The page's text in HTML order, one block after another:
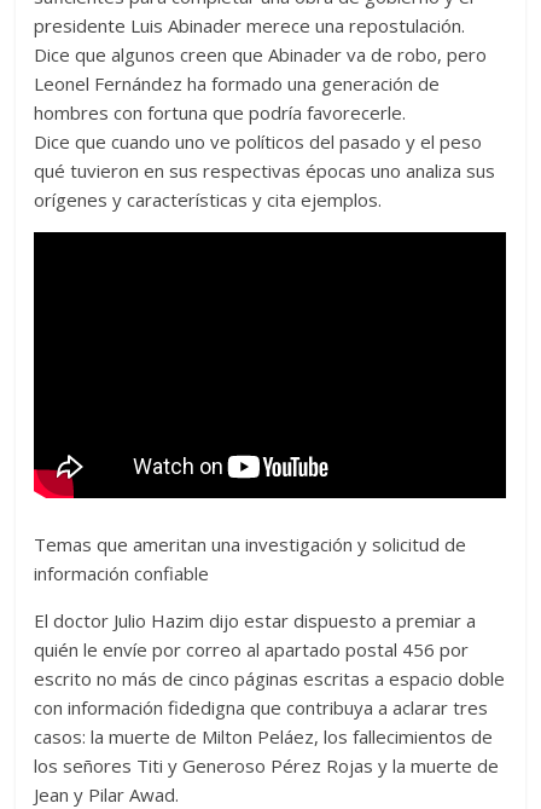
presidente Luis Abinader merece una repostulación.
Dice que algunos creen que Abinader va de robo, pero
Leonel Fernández ha formado una generación de
hombres con fortuna que podría favorecerle.
Dice que cuando uno ve políticos del pasado y el peso
qué tuvieron en sus respectivas épocas uno analiza sus
orígenes y características y cita ejemplos.
Temas que ameritan una investigación y solicitud de
información confiable
El doctor Julio Hazim dijo estar dispuesto a premiar a
quién le envíe por correo al apartado postal 456 por
escrito no más de cinco páginas escritas a espacio doble
con información fidedigna que contribuya a aclarar tres
casos: la muerte de Milton Peláez, los fallecimientos de
los señores Titi y Generoso Pérez Rojas y la muerte de
Jean y Pilar Awad.